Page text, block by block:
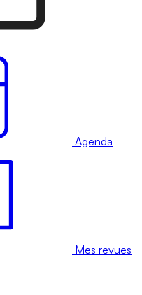
Agenda
Mes revues